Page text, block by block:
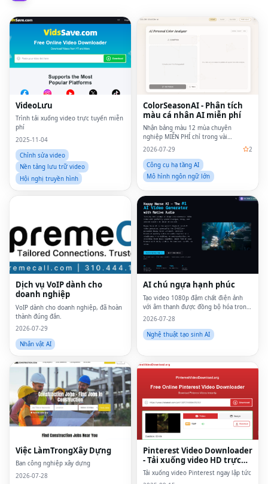
VideoLưu
Trình tải xuống video trực tuyến miễn
phí
2025-11-04
Chỉnh sửa video
Nền tảng lưu trữ video
Hội nghị truyền hình
ColorSeasonAI - Phân tích
màu cá nhân AI miễn phí
Nhận bảng màu 12 mùa chuyên
nghiệp MIỄN PHÍ chỉ trong vài
giây.Không cần đăng ký!
2026-07-29
2
Công cụ hạ tầng AI
Mô hình ngôn ngữ lớn
Dịch vụ VoIP dành cho
doanh nghiệp
VoIP dành cho doanh nghiệp, đã hoàn
thành đúng đắn.
2026-07-29
Nhân vật AI
AI chú ngựa hạnh phúc
Tạo video 1080p đậm chất điện ảnh
với âm thanh được đồng bộ hóa trong
~38 giây.
2026-07-28
Nghệ thuật tạo sinh AI
Việc LàmTrongXây Dựng
Ban công nghiệp xây dựng
2026-07-28
Pinterest Video Downloader
- Tải xuống video HD trực
tuyến
Tải xuống video Pinterest ngay lập tức